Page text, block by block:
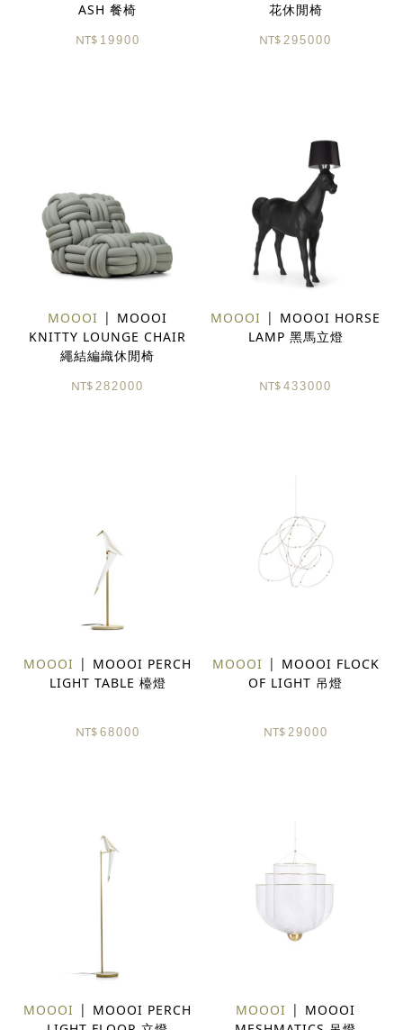
ASH 餐椅
NT$ 19900
花休閒椅
NT$ 295000
MOOOI
MOOOI
KNITTY LOUNGE CHAIR
繩結編織休閒椅
NT$ 282000
MOOOI
MOOOI HORSE
LAMP 黑馬立燈
NT$ 433000
MOOOI
MOOOI PERCH
LIGHT TABLE 檯燈
NT$ 68000
MOOOI
MOOOI FLOCK
OF LIGHT 吊燈
NT$ 29000
MOOOI
MOOOI PERCH
MOOOI
MOOOI